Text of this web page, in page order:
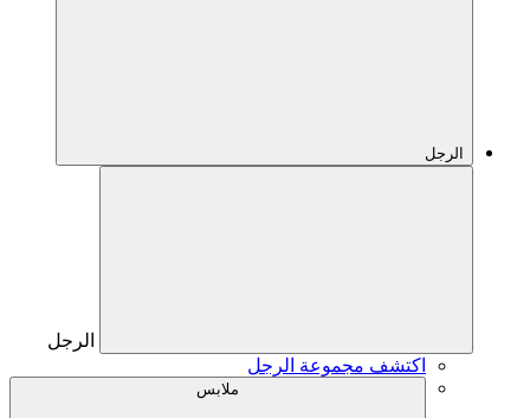
الرجل
الرجل
اكتشف مجموعة الرجل
ملابس